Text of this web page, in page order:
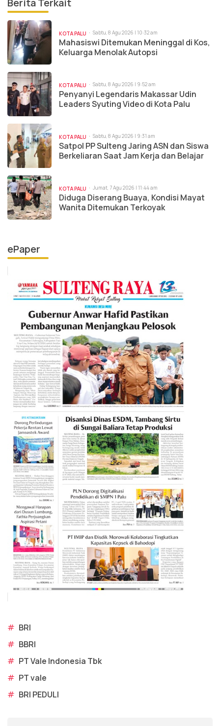
KOTA PALU Sabtu, 8 Agu 2026 | 10:32 am
Mahasiswi Ditemukan Meninggal di Kos,
Keluarga Menolak Autopsi
KOTA PALU Sabtu, 8 Agu 2026 | 9:52 am
Penyanyi Legendaris Makassar Udin
Leaders Syuting Video di Kota Palu
KOTA PALU Sabtu, 8 Agu 2026 | 9:31 am
Satpol PP Sulteng Jaring ASN dan Siswa
Berkeliaran Saat Jam Kerja dan Belajar
KOTA PALU Jumat, 7 Agu 2026 | 11:44 am
Diduga Diserang Buaya, Kondisi Mayat
Wanita Ditemukan Terkoyak
ePaper
# BRI
# BBRI
# PT Vale Indonesia Tbk
# PT vale
# BRI PEDULI